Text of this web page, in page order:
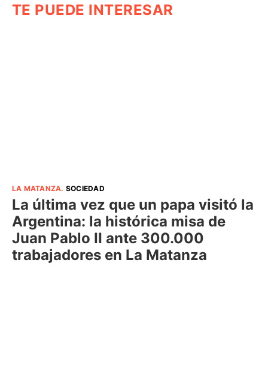
TE PUEDE INTERESAR
LA MATANZA. SOCIEDAD
La última vez que un papa visitó la
Argentina: la histórica misa de
Juan Pablo II ante 300.000
trabajadores en La Matanza